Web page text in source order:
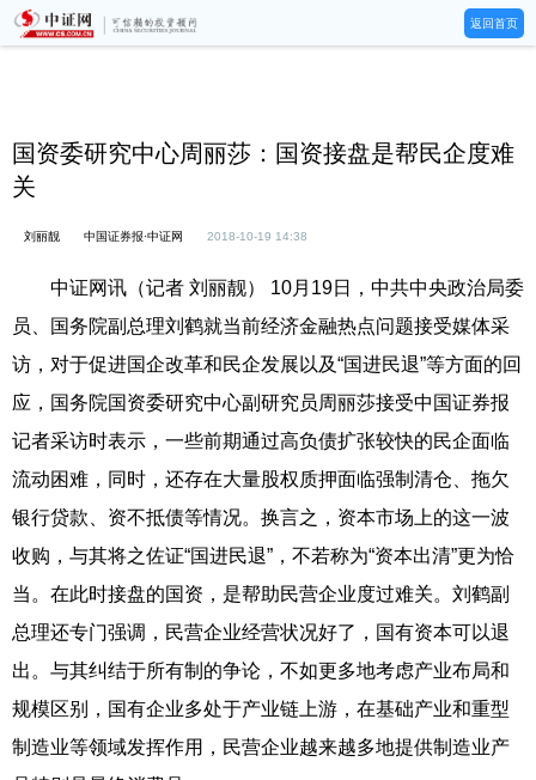
返回首页
国资委研究中心周丽莎：国资接盘是帮民企度难
关
刘丽靓 中国证券报·中证网 2018-10-19 14:38
中证网讯（记者 刘丽靓） 10月19日，中共中央政治局委
员、国务院副总理刘鹤就当前经济金融热点问题接受媒体采
访，对于促进国企改革和民企发展以及“国进民退”等方面的回
应，国务院国资委研究中心副研究员周丽莎接受中国证券报
记者采访时表示，一些前期通过高负债扩张较快的民企面临
流动困难，同时，还存在大量股权质押面临强制清仓、拖欠
银行贷款、资不抵债等情况。换言之，资本市场上的这一波
收购，与其将之佐证“国进民退”，不若称为“资本出清”更为恰
当。在此时接盘的国资，是帮助民营企业度过难关。刘鹤副
总理还专门强调，民营企业经营状况好了，国有资本可以退
出。与其纠结于所有制的争论，不如更多地考虑产业布局和
规模区别，国有企业多处于产业链上游，在基础产业和重型
制造业等领域发挥作用，民营企业越来越多地提供制造业产